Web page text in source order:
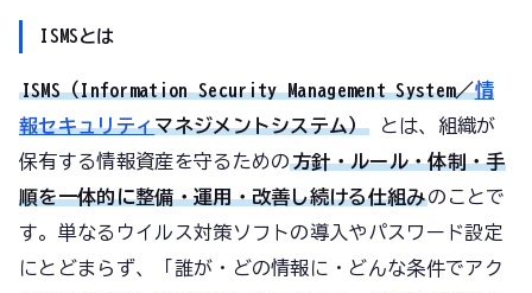
ISMSとは
ISMS（Information Security Management System／情
報セキュリティマネジメントシステム） とは、組織が
保有する情報資産を守るための方針・ルール・体制・手
順を一体的に整備・運用・改善し続ける仕組みのことで
す。単なるウイルス対策ソフトの導入やパスワード設定
にとどまらず、「誰が・どの情報に・どんな条件でアク